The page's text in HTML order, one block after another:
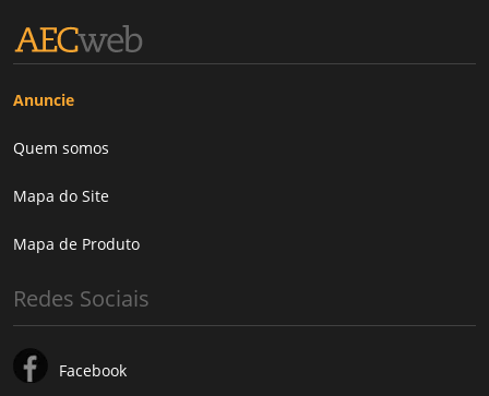
Anuncie
Quem somos
Mapa do Site
Mapa de Produto
Redes Sociais
Facebook